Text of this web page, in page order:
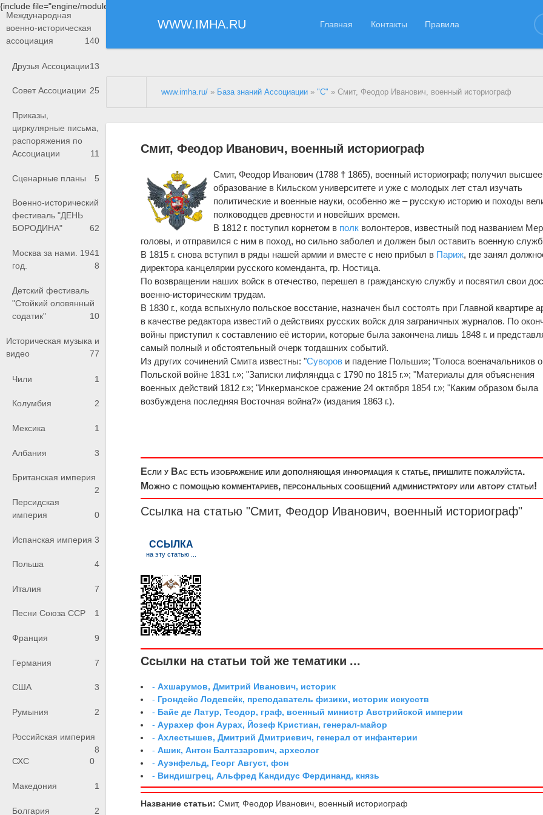
{include file="engine/modules/saperu/head.php"}
WWW.IMHA.RU Главная Контакты Правила
Международная
военно-историческая
ассоциация
140
Друзья Ассоциации13
Совет Ассоциации 25
Приказы,
циркулярные письма,
распоряжения по
Ассоциации
11
Сценарные планы 5
Военно-исторический
фестиваль "ДЕНЬ
БОРОДИНА"
62
Москва за нами. 1941
год.
8
Детский фестиваль
"Стойкий оловянный
содатик"
10
Историческая музыка и
видео
77
Чили 1
Колумбия 2
Мексика 1
Албания 3
Британская империя
2
Персидская
империя
0
Испанская империя 3
Польша 4
Италия 7
Песни Союза ССР 1
Франция 9
Германия 7
США 3
Румыния 2
Российская империя
8
СХС
0
Македония 1
Болгария 2
www.imha.ru/ » База знаний Ассоциации »"С" » Смит, Феодор Иванович, военный историограф
Смит, Феодор Иванович, военный историограф
Смит, Феодор Иванович (1788 † 1865), военный историограф; получил высшее
образование в Кильском университете и уже с молодых лет стал изучать
политические и военные науки, особенно же – русскую историю и походы
полководцев древности и новейших времен.
В 1812 г. поступил корнетом в полк волонтеров, известный под названием
головы, и отправился с ним в поход, но сильно заболел и должен был оставить военную
В 1815 г. снова вступил в ряды нашей армии и вместе с нею прибыл в Париж, где занял
директора канцелярии русского коменданта, гр. Ностица.
По возвращении наших войск в отечество, перешел в гражданскую службу и посвятил свои
военно-историческим трудам.
В 1830 г., когда вспыхнуло польское восстание, назначен был состоять при Главной квартире
в качестве редактора известий о действиях русских войск для заграничных журналов. По
войны приступил к составлению её истории, которые была закончена лишь 1848 г. и
самый полный и обстоятельный очерк тогдашних событий.
Из других сочинений Смита известны: "Суворов и падение Польши»; "Голоса военачальников о
Польской войне 1831 г.»; "Записки лифляндца с 1790 по 1815 г.»; "Материалы для объяснения
военных действий 1812 г.»; "Инкерманское сражение 24 октября 1854 г.»; "Каким образом была
возбуждена последняя Восточная война?» (издания 1863 г.).
Если у Вас есть изображение или дополняющая информация к статье, пришлите пожалуйста.
Можно с помощью комментариев, персональных сообщений администратору или автору статьи!
Ссылка на статью "Смит, Феодор Иванович, военный историограф"
Ссылки на статьи той же тематики ...
-Ахшарумов, Дмитрий Иванович, историк
- Грондейс Лодевейк, преподаватель физики, историк искусств
- Байе де Латур, Теодор, граф, военный министр Австрийской империи
-Аурахер фон Аурах, Йозеф Кристиан, генерал-майор
-Ахлестышев, Дмитрий Дмитриевич, генерал от инфантерии
-Ашик, Антон Балтазарович, археолог
-Ауэнфельд, Георг Август, фон
- Виндишгрец, Альфред Кандидус Фердинанд, князь
Название статьи: Смит, Феодор Иванович, военный историограф